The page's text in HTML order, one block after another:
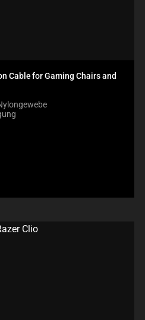
Cable for Gaming Chairs and